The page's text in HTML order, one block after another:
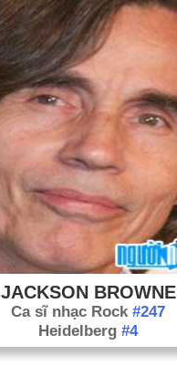
JACKSON BROWNE
Ca sĩ nhạc Rock #247
Heidelberg #4